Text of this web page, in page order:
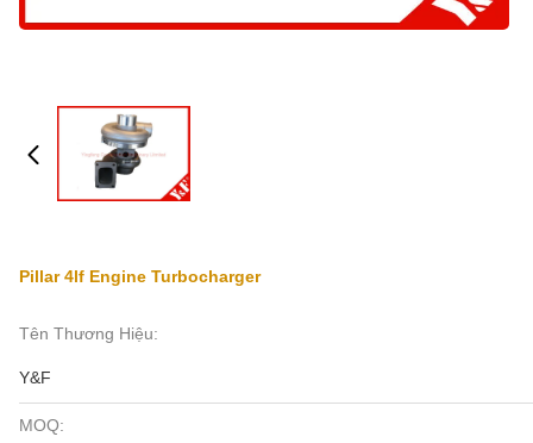
Pillar 4lf Engine Turbocharger
Tên Thương Hiệu:
Y&F
MOQ: